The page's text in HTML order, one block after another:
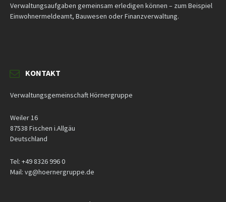
Verwaltungsaufgaben gemeinsam erledigen können – zum Beispiel
Einwohnermeldeamt, Bauwesen oder Finanzverwaltung.
KONTAKT
Verwaltungsgemeinschaft Hörnergruppe
Weiler 16
87538 Fischen i.Allgäu
Deutschland
Tel: +49 8326 996 0
Mail: vg@hoernergruppe.de